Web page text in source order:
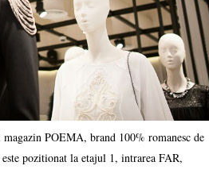
POEMA, brand 100% romanesc de
pozitionat la etajul 1, intrarea FAR,